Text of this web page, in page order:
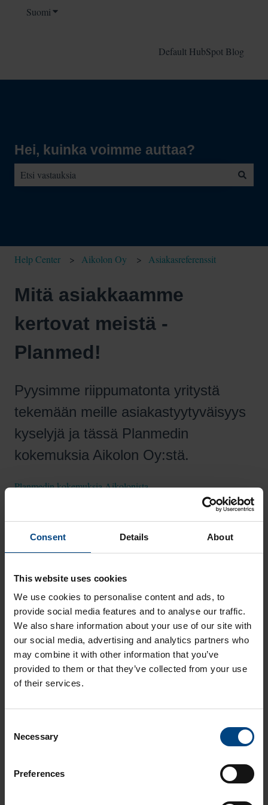
Consent Details About
This website uses cookies
We use cookies to personalise content and ads, to
provide social media features and to analyse our traffic.
We also share information about your use of our site with
our social media, advertising and analytics partners who
may combine it with other information that you’ve
provided to them or that they’ve collected from your use
of their services.
Necessary
Preferences
SuomiNäytä käännöksien alavalikko
Default HubSpot Blog
Hei, kuinka voimme auttaa?
Help Center Aikolon Oy Asiakasreferenssit
Mitä asiakkaamme
kertovat meistä -
Planmed!
Pyysimme riippumatonta yritystä
tekemään meille asiakastyytyväisyys
kyselyjä ja tässä Planmedin
kokemuksia Aikolon Oy:stä.
Planmedin kokemuksia Aikolonista
Liittyvät artikkelit
Mitä asiakkaamme kertovat meistä - Innojok/Innolux!
Video - Mitä Aikolonissa tehdään?
Mitä asiakkaamme kertovat meistä - Raita Sport!
Mitä vastuullisuus tarkoittaa Aikolonissa?
Mitä tarkoittaa muovien hetkellinen ja jatkuva lämmön kesto?
Asiakasreferenssit
Vastuullisuus